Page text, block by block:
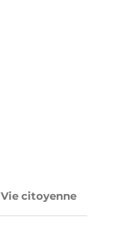
Vie citoyenne